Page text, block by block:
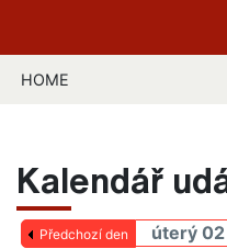
HOME
Kalendář
Předchozí den úterý